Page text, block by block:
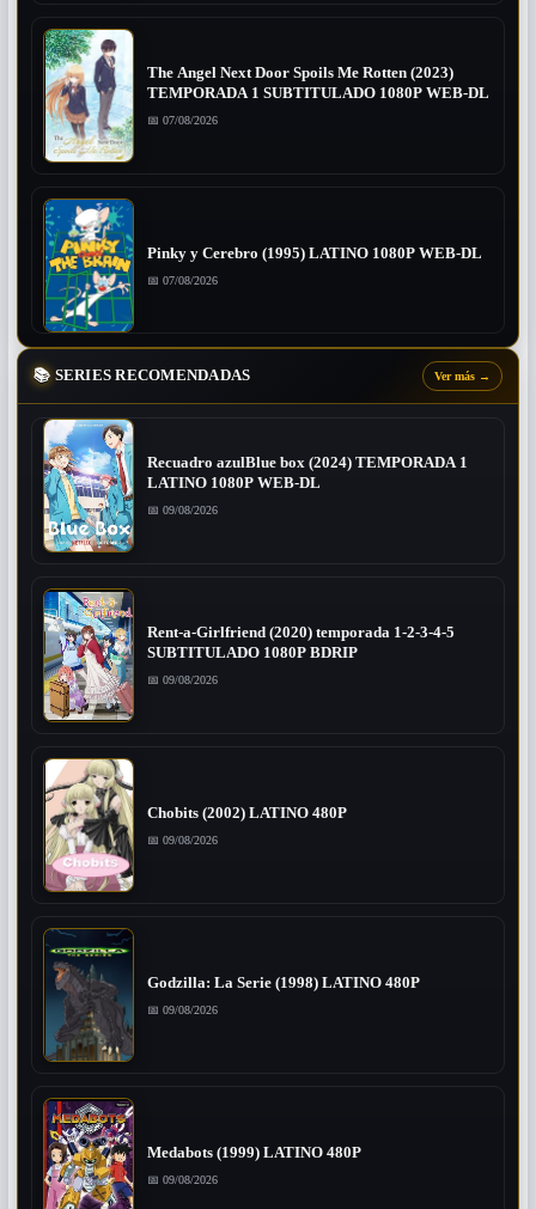
The Angel Next Door Spoils Me Rotten (2023)
TEMPORADA 1 SUBTITULADO 1080P WEB-DL
📅 07/08/2026
Pinky y Cerebro (1995) LATINO 1080P WEB-DL
📅 07/08/2026
📚 SERIES RECOMENDADAS Ver más →
Recuadro azulBlue box (2024) TEMPORADA 1
LATINO 1080P WEB-DL
📅 09/08/2026
Rent-a-Girlfriend (2020) temporada 1-2-3-4-5
SUBTITULADO 1080P BDRIP
📅 09/08/2026
Chobits (2002) LATINO 480P
📅 09/08/2026
Godzilla: La Serie (1998) LATINO 480P
📅 09/08/2026
Medabots (1999) LATINO 480P
📅 09/08/2026